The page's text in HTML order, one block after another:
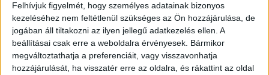
Felhívjuk figyelmét, hogy személyes adatainak bizonyos
kezeléséhez nem feltétlenül szükséges az Ön hozzájárulása, de
jogában áll tiltakozni az ilyen jellegű adatkezelés ellen. A
beállításai csak erre a weboldalra érvényesek. Bármikor
megváltoztathatja a preferenciáit, vagy visszavonhatja
hozzájárulását, ha visszatér erre az oldalra, és rákattint az oldal
intézmény igazgatója.A Kékvillogó legfrissebb
híreit ide kattintva éred el! A Facebookon már
342 ezernél is többen követnek minket.